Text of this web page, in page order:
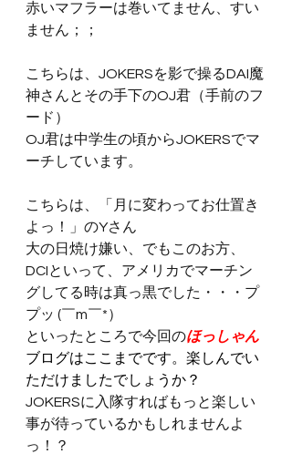
赤いマフラーは巻いてません、すい
ません；；
こちらは、JOKERSを影で操るDAI魔
神さんとその手下のOJ君（手前のフ
ード）
OJ君は中学生の頃からJOKERSでマ
ーチしています。
こちらは、「月に変わってお仕置き
よっ！」のYさん
大の日焼け嫌い、でもこのお方、
DCIといって、アメリカでマーチン
グしてる時は真っ黒でした・・・プ
プッ (￣m￣*）
といったところで今回のほっしゃん
ブログはここまでです。楽しんでい
ただけましたでしょうか？
JOKERSに入隊すればもっと楽しい
事が待っているかもしれませんよ
っ！？